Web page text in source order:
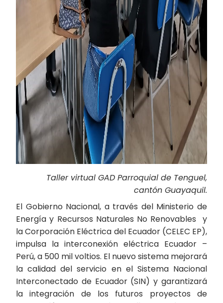
Taller virtual GAD Parroquial de Tenguel,
cantón Guayaquil.
El Gobierno Nacional, a través del Ministerio de
Energía y Recursos Naturales No Renovables y
la Corporación Eléctrica del Ecuador (CELEC EP),
impulsa la interconexión eléctrica Ecuador –
Perú, a 500 mil voltios. El nuevo sistema mejorará
la calidad del servicio en el Sistema Nacional
Interconectado de Ecuador (SIN) y garantizará
la integración de los futuros proyectos de